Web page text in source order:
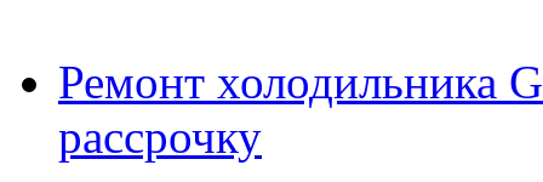
Ремонт холодильника
рассрочку